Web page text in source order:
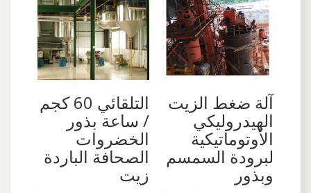
آلة ضغط الزيت
الهيدروليكي
الأوتوماتيكية
لبرودة السمسم
وبذور
التلقائي 60 كجم
/ ساعة بذور
الخضروات
الصحافة الباردة
زيت